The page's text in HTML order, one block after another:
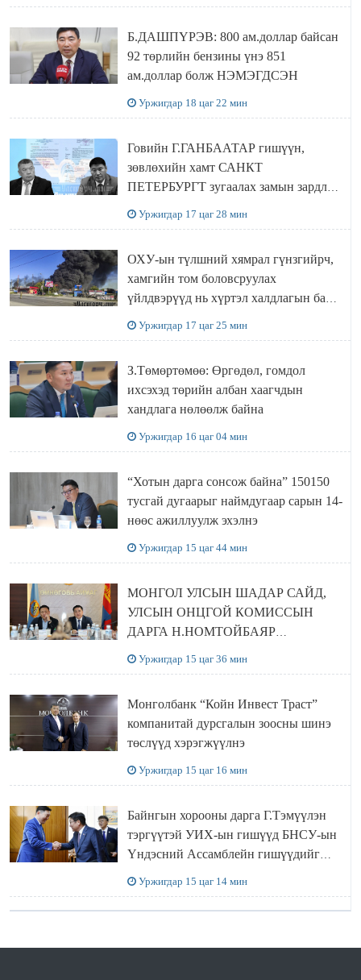
Б.ДАШПҮРЭВ: 800 ам.доллар байсан
92 төрлийн бензины үнэ 851
ам.доллар болж НЭМЭГДСЭН
Уржигдар 18 цаг 22 мин
Говийн Г.ГАНБААТАР гишүүн,
зөвлөхийн хамт САНКТ
ПЕТЕРБУРГТ зугаалах замын зардлаа
Уржигдар 17 цаг 28 мин
ОХУ-ын түлшний хямрал гүнзгийрч,
хамгийн том боловсруулах
үйлдвэрүүд нь хүртэл халдлагын бай
Уржигдар 17 цаг 25 мин
З.Төмөртөмөө: Өргөдөл, гомдол
ихсэхэд төрийн албан хаагчдын
хандлага нөлөөлж байна
Уржигдар 16 цаг 04 мин
“Хотын дарга сонсож байна” 150150
тусгай дугаарыг наймдугаар сарын 14-
нөөс ажиллуулж эхэлнэ
Уржигдар 15 цаг 44 мин
МОНГОЛ УЛСЫН ШАДАР САЙД,
УЛСЫН ОНЦГОЙ КОМИССЫН
ДАРГА Н.НОМТОЙБАЯР
Уржигдар 15 цаг 36 мин
Монголбанк “Койн Инвест Траст”
компанитай дурсгалын зоосны шинэ
төслүүд хэрэгжүүлнэ
Уржигдар 15 цаг 16 мин
Байнгын хорооны дарга Г.Тэмүүлэн
тэргүүтэй УИХ-ын гишүүд БНСУ-ын
Үндэсний Ассамблейн гишүүдийг
Уржигдар 15 цаг 14 мин